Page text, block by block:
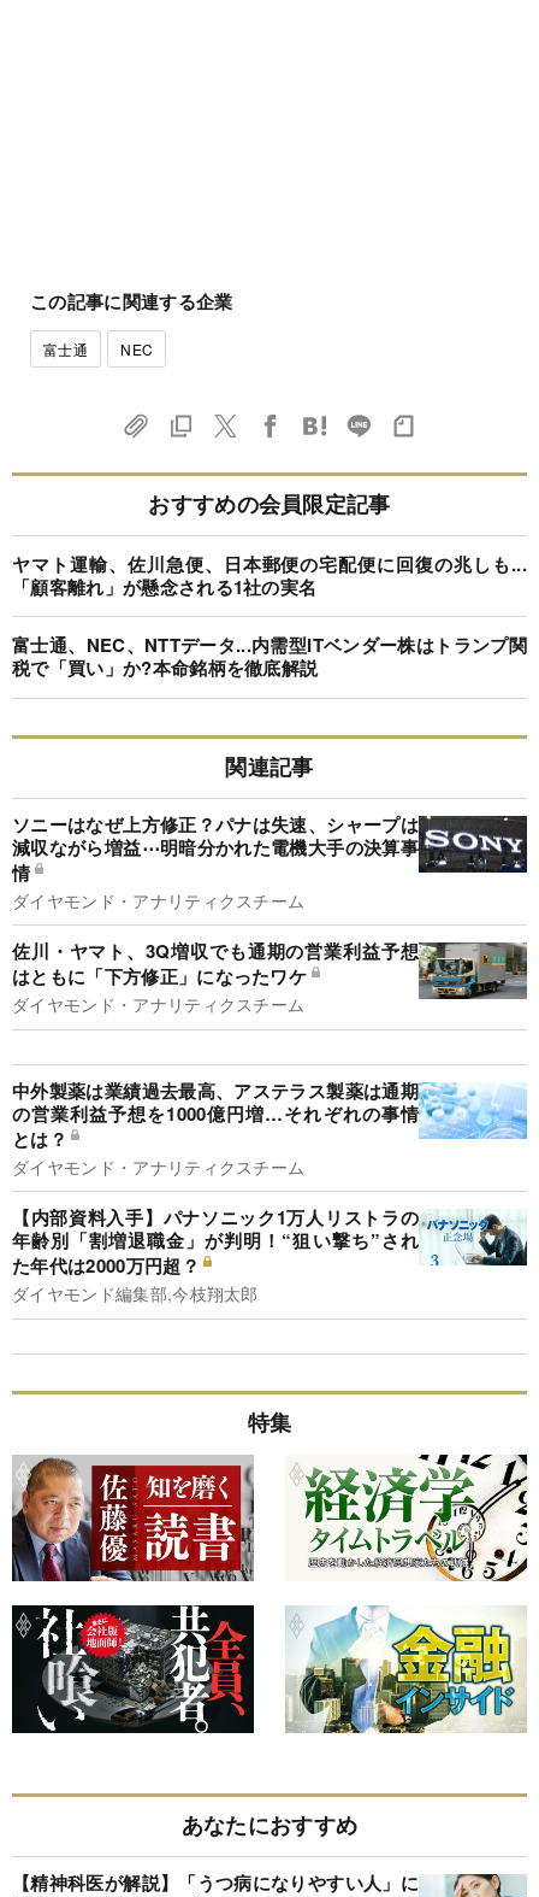
この記事に関連する企業
富士通 NEC
おすすめの会員限定記事
ヤマト運輸、佐川急便、日本郵便の宅配便に回復の兆しも...
「顧客離れ」が懸念される1社の実名
富士通、NEC、NTTデータ...内需型ITベンダー株はトランプ関
税で「買い」か?本命銘柄を徹底解説
関連記事
ソニーはなぜ上方修正？パナは失速、シャープは
減収ながら増益⋯明暗分かれた電機大手の決算事
情
ダイヤモンド・アナリティクスチーム
佐川・ヤマト、3Q増収でも通期の営業利益予想
はともに「下方修正」になったワケ
ダイヤモンド・アナリティクスチーム
中外製薬は業績過去最高、アステラス製薬は通期
の営業利益予想を1000億円増…それぞれの事情
とは？
ダイヤモンド・アナリティクスチーム
【内部資料入手】パナソニック1万人リストラの
年齢別「割増退職金」が判明！“狙い撃ち”され
た年代は2000万円超？
ダイヤモンド編集部,今枝翔太郎
特集
あなたにおすすめ
【精神科医が解説】「うつ病になりやすい人」に